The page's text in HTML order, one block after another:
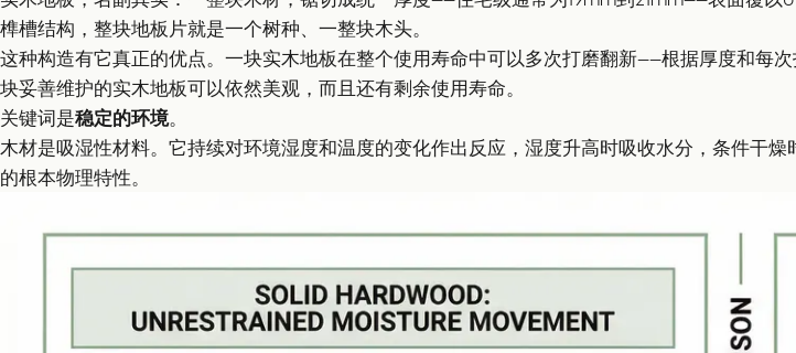
榫槽结构，整块地板片就是一个树种、一整块木头。
这种构造有它真正的优点。一块实木地板在整个使用寿命中可以多次打磨翻新——根据厚度和每
块妥善维护的实木地板可以依然美观，而且还有剩余使用寿命。
关键词是稳定的环境
木材是吸湿性材料。它持续对环境湿度和温度的变化作出反应，湿度升高时吸收水分，条件干
的根本物理特性。